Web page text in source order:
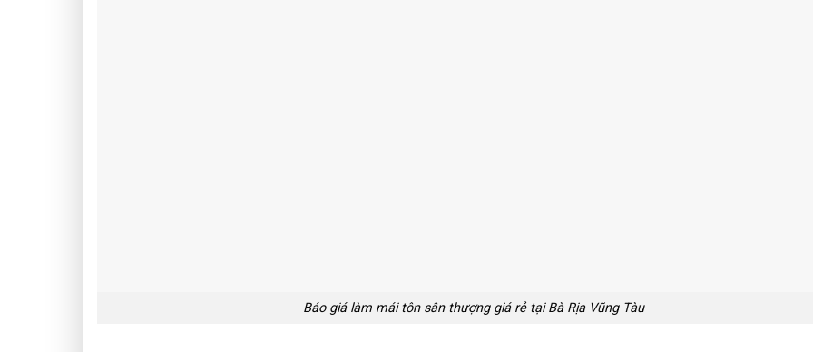
Báo giá làm mái tôn sân thượng giá rẻ tại Bà Rịa Vũng Tàu